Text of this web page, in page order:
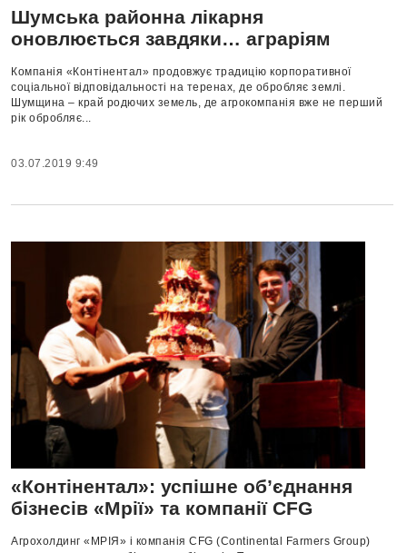
Шумська районна лікарня
оновлюється завдяки… аграріям
Компанія «Контінентал» продовжує традицію корпоративної
соціальної відповідальності на теренах, де обробляє землі.
Шумщина – край родючих земель, де агрокомпанія вже не перший
рік обробляє...
03.07.2019 9:49
«Контінентал»: успішне об’єднання
бізнесів «Мрії» та компанії СFG
Агрохолдинг «МРІЯ» і компанія СFG (Continental Farmers Group)